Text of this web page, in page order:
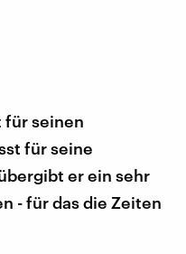
für seinen
für seine
er ein sehr
- für das die Zeiten